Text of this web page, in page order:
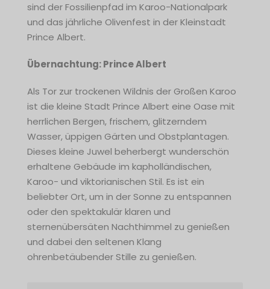
sind der Fossilienpfad im Karoo-Nationalpark
und das jährliche Olivenfest in der Kleinstadt
Prince Albert.
Übernachtung: Prince Albert
Als Tor zur trockenen Wildnis der Großen Karoo
ist die kleine Stadt Prince Albert eine Oase mit
herrlichen Bergen, frischem, glitzerndem
Wasser, üppigen Gärten und Obstplantagen.
Dieses kleine Juwel beherbergt wunderschön
erhaltene Gebäude im kapholländischen,
Karoo- und viktorianischen Stil. Es ist ein
beliebter Ort, um in der Sonne zu entspannen
oder den spektakulär klaren und
sternenübersäten Nachthimmel zu genießen
und dabei den seltenen Klang
ohrenbetäubender Stille zu genießen.